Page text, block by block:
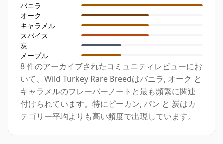
バニラ
オーク
キャラメル
スパイス
炭
メープル
8 件のアーカイブされたコミュニティレビューにお
いて、Wild Turkey Rare Breedはバニラ, オーク と
キャラメルのフレーバーノートと最も頻繁に関連
付けられています。特にピーカン, パン と 炭はカ
テゴリー平均よりも高い頻度で出現しています。